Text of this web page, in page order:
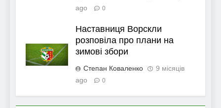
ago
0
Наставниця Ворскли
розповіла про плани на
зимові збори
Степан Коваленко
9 місяців
ago
0